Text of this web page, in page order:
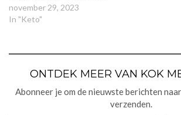
november 29, 2023
In "Keto"
ONTDEK MEER VAN KOK
Abonneer je om de nieuwste berichten
verzenden.